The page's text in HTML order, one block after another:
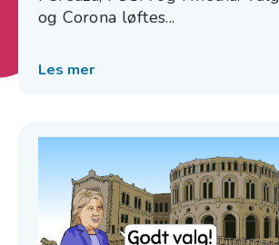
og Corona løftes...
Les mer